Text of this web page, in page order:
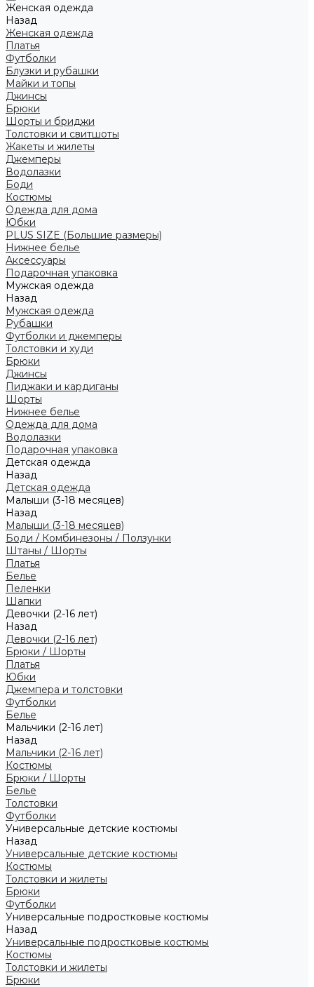
Женская одежда
Назад
Женская одежда
Платья
Футболки
Блузки и рубашки
Майки и топы
Джинсы
Брюки
Шорты и бриджи
Толстовки и свитшоты
Жакеты и жилеты
Джемперы
Водолазки
Боди
Костюмы
Одежда для дома
Юбки
PLUS SIZE (Большие размеры)
Нижнее белье
Аксессуары
Подарочная упаковка
Мужская одежда
Назад
Мужская одежда
Рубашки
Футболки и джемперы
Толстовки и худи
Брюки
Джинсы
Пиджаки и кардиганы
Шорты
Нижнее белье
Одежда для дома
Водолазки
Подарочная упаковка
Детская одежда
Назад
Детская одежда
Малыши (3-18 месяцев)
Назад
Малыши (3-18 месяцев)
Боди / Комбинезоны / Ползунки
Штаны / Шорты
Платья
Белье
Пеленки
Шапки
Девочки (2-16 лет)
Назад
Девочки (2-16 лет)
Брюки / Шорты
Платья
Юбки
Джемпера и толстовки
Футболки
Белье
Мальчики (2-16 лет)
Назад
Мальчики (2-16 лет)
Костюмы
Брюки / Шорты
Белье
Толстовки
Футболки
Универсальные детские костюмы
Назад
Универсальные детские костюмы
Костюмы
Толстовки и жилеты
Брюки
Футболки
Универсальные подростковые костюмы
Назад
Универсальные подростковые костюмы
Костюмы
Толстовки и жилеты
Брюки